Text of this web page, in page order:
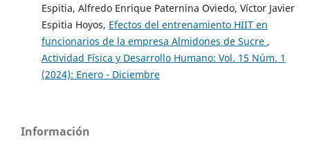
Espitia, Alfredo Enrique Paternina Oviedo, Víctor Javier
Espitia Hoyos, Efectos del entrenamiento HIIT en
funcionarios de la empresa Almidones de Sucre ,
Actividad Física y Desarrollo Humano: Vol. 15 Núm. 1
(2024): Enero - Diciembre
Información